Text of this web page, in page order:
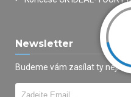
Newsletter
Budeme vám zasílat ty